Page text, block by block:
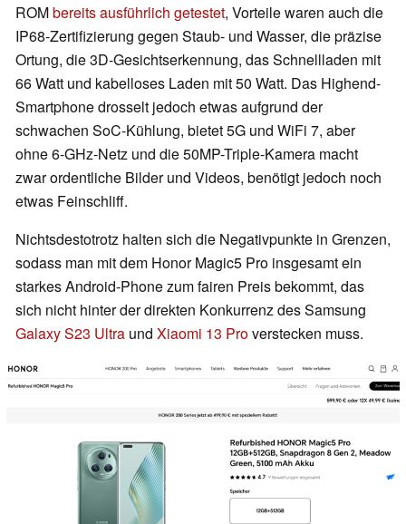
ROMbereits ausführlich getestet, Vorteile waren auch die
IP68-Zertifizierung gegen Staub- und Wasser, die präzise
Ortung, die 3D-Gesichtserkennung, das Schnellladen mit
66 Watt und kabelloses Laden mit 50 Watt. Das Highend-
Smartphone drosselt jedoch etwas aufgrund der
schwachen SoC-Kühlung, bietet 5G und WiFi 7, aber
ohne 6-GHz-Netz und die 50MP-Triple-Kamera macht
zwar ordentliche Bilder und Videos, benötigt jedoch noch
etwas Feinschliff.
Nichtsdestotrotz halten sich die Negativpunkte in Grenzen,
sodass man mit dem Honor Magic5 Pro insgesamt ein
starkes Android-Phone zum fairen Preis bekommt, das
sich nicht hinter der direkten Konkurrenz des Samsung
Galaxy S23 Ultra und Xiaomi 13 Proverstecken muss.